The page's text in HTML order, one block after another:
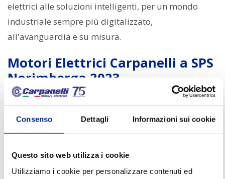
Consenso Dettagli Informazioni sui cookie
Questo sito web utilizza i cookie
Utilizziamo i cookie per personalizzare contenuti ed
elettrici alle soluzioni intelligenti, per un mondo
industriale sempre più digitalizzato,
all'avanguardia e su misura.
Motori Elettrici Carpanelli a SPS
Norimberga 2023
Carpanelli Motori Elettricinon poteva mancare a
questo appuntamento con il futuro:metteremo in
mostra i nostrimotori elettrici speciali,motori